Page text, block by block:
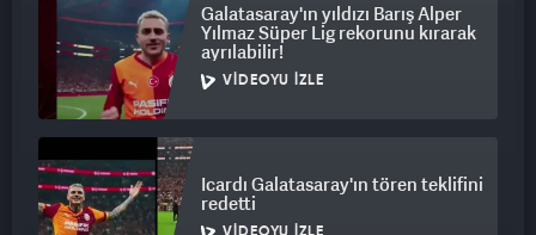
Galatasaray'ın yıldızı Barış Alper
Yılmaz Süper Lig rekorunu kırarak
ayrılabilir!
VIDEOYU İZLE
Icardı Galatasaray'ın tören teklifini
redetti